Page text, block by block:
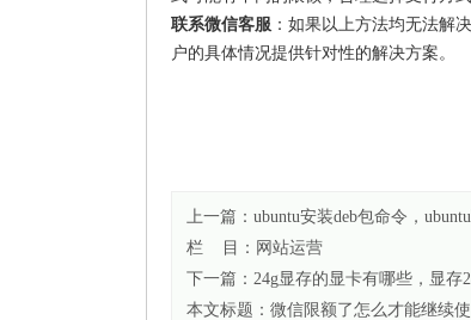
联系微信客服 ：如果以上方法均无法解
户的具体情况提供针对性的解决方案。
上一篇：ubuntu安装deb包命令，
栏 目： 网站运营
下一篇：24g显存的显卡有哪些，显存
本文标题： 微信限额了怎么才能继续